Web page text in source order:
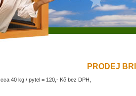
PRODEJ
cca 40 kg / pytel = 120,- Kč bez DPH,